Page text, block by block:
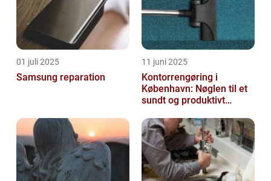
01 juli 2025
Samsung reparation
11 juni 2025
Kontorrengøring i
København: Nøglen til et
sundt og produktivt